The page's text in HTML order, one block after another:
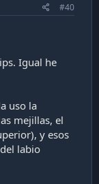
#40
Igual he
uso la
mejillas, el
y esos
labio